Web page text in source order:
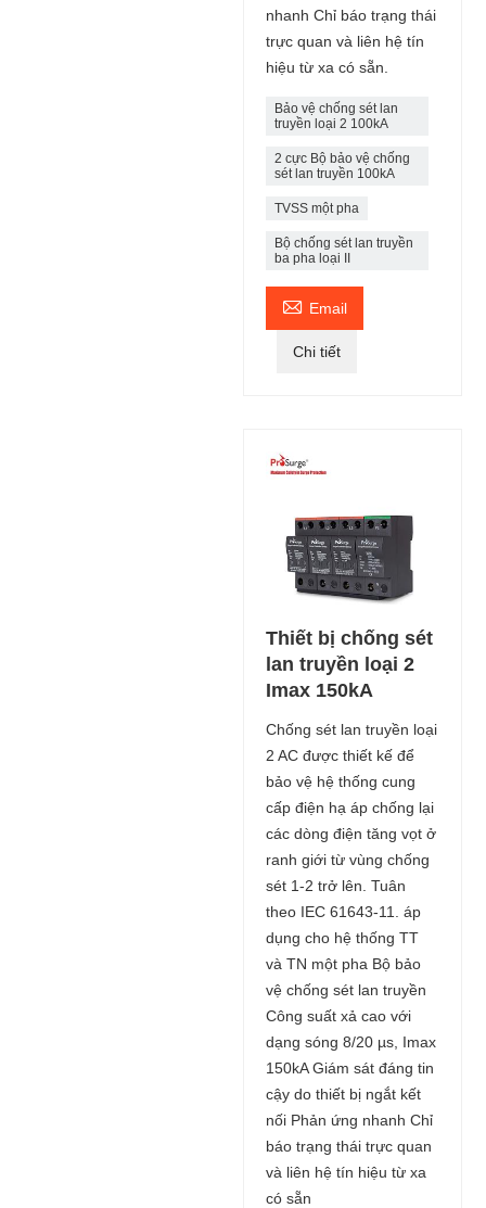
nhanh Chỉ báo trạng thái
trực quan và liên hệ tín
hiệu từ xa có sẵn.
Bảo vệ chống sét lan
truyền loại 2 100kA
2 cực Bộ bảo vệ chống
sét lan truyền 100kA
TVSS một pha
Bộ chống sét lan truyền
ba pha loại II
 Email
Chi tiết
Thiết bị chống sét
lan truyền loại 2
Imax 150kA
Chống sét lan truyền loại
2 AC được thiết kế để
bảo vệ hệ thống cung
cấp điện hạ áp chống lại
các dòng điện tăng vọt ở
ranh giới từ vùng chống
sét 1-2 trở lên. Tuân
theo IEC 61643-11. áp
dụng cho hệ thống TT
và TN một pha Bộ bảo
vệ chống sét lan truyền
Công suất xả cao với
dạng sóng 8/20 µs, Imax
150kA Giám sát đáng tin
cậy do thiết bị ngắt kết
nối Phản ứng nhanh Chỉ
báo trạng thái trực quan
và liên hệ tín hiệu từ xa
có sẵn